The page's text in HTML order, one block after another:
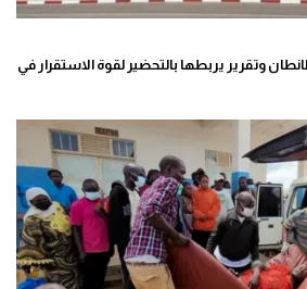
وتقرير يربطها بالتحضير لقوة الاستقرار في